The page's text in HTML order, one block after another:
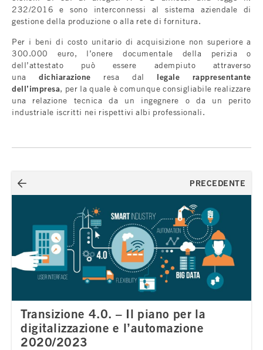
232/2016 e sono interconnessi al sistema aziendale di
gestione della produzione o alla rete di fornitura.
Per i beni di costo unitario di acquisizione non superiore a
300.000 euro, l’onere documentale della perizia o
dell’attestato può essere adempiuto attraverso
unadichiarazione resa dal legale rappresentante
dell’impresa, per la quale è comunque consigliabile realizzare
una relazione tecnica da un ingegnere o da un perito
industriale iscritti nei rispettivi albi professionali.
Navigazione
articoli
PRECEDENTE
Transizione 4.0. – Il piano per la
digitalizzazione e l’automazione
2020/2023